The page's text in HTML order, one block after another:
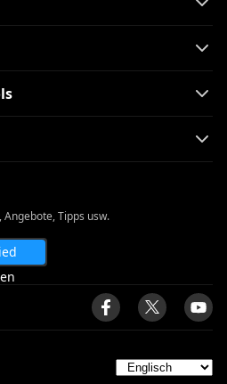
Tipps usw.